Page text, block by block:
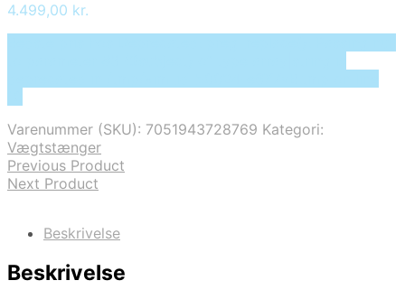
4.499,00 kr.
Varenummer (SKU): 7051943728769 Kategori:
Vægtstænger
Previous Product
Next Product
Beskrivelse
Beskrivelse